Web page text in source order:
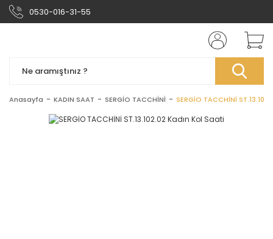
0530-016-31-55
Anasayfa KADIN SAAT SERGİO TACCHİNİ SERGİO TACCHİNİ